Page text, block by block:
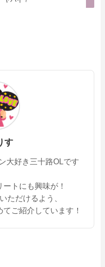
す
大好き三十路OLです
トにも興味が！
ただけるよう、
ご紹介しています！